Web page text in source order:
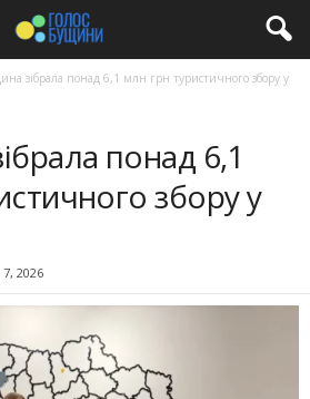
зібрала понад 6,1 млн грн туристичного збору у
понад 6,1
збору у
7, 2026